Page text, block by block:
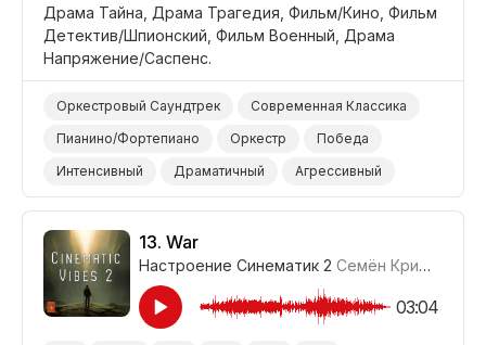
Драма Тайна, Драма Трагедия, Фильм/Кино, Фильм
Детектив/Шпионский, Фильм Военный, Драма
Напряжение/Саспенс.
Оркестровый Саундтрек
Современная Классика
Пианино/Фортепиано
Оркестр
Победа
Интенсивный
Драматичный
Агрессивный
Напряженный
Зловещий/Угрожающий
Нервный
Темный/Мрачный
Тревожный/Пугающий
Драма
ТВ/Телевизионный
Драма Погоня
Драма Интрига
13. War
Настроение Синематик 2 Семён Кривенко-Адамов
03:04